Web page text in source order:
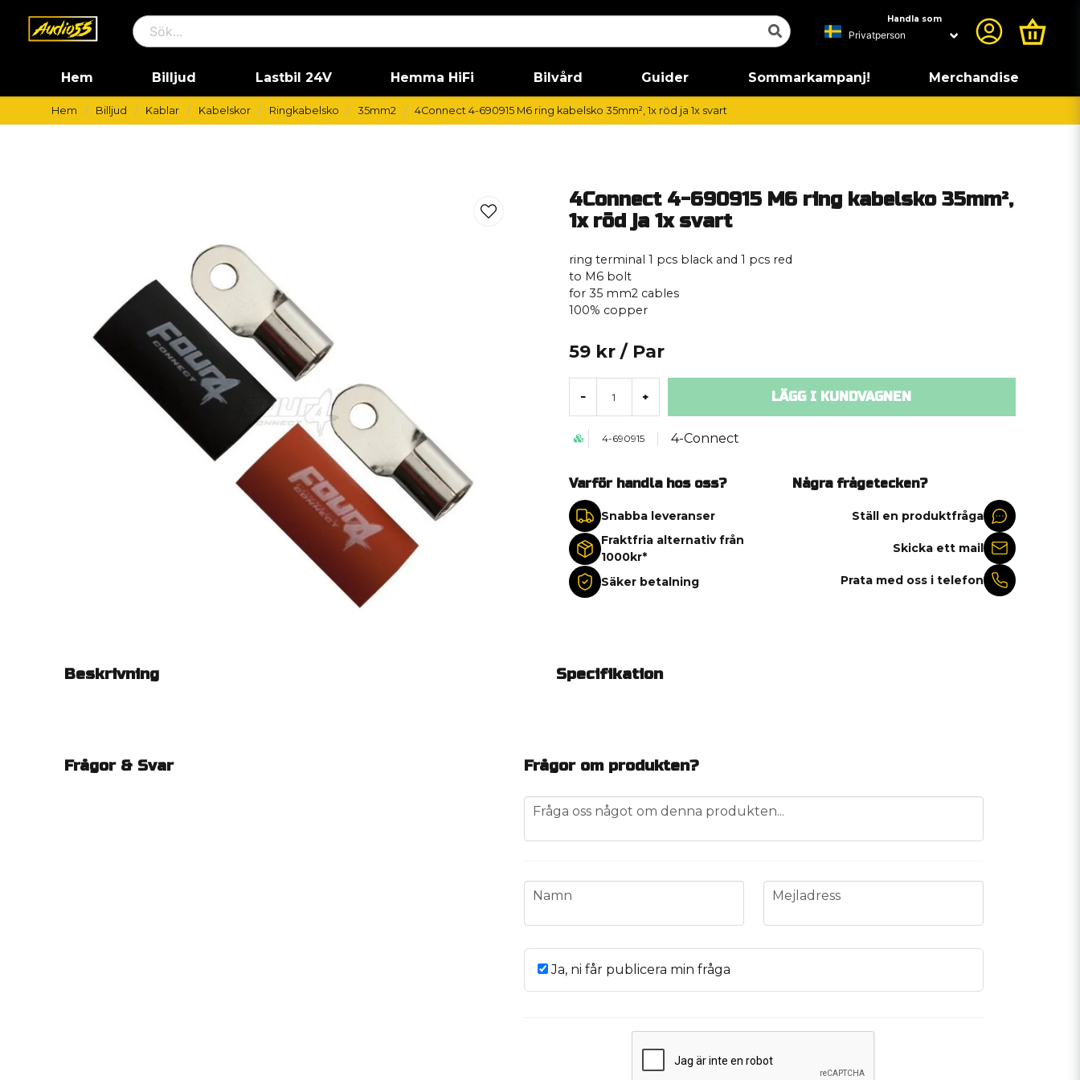
Handla som
Hem Billjud Lastbil 24V Hemma HiFi Bilvård Guider Sommarkampanj! Merchandise
Hem Billjud Kablar Kabelskor Ringkabelsko 35mm2 4Connect 4-690915 M6 ring kabelsko 35mm², 1x röd ja 1x svart
4Connect 4-690915 M6 ring kabelsko 35mm²,
1x röd ja 1x svart
ring terminal 1 pcs black and 1 pcs red
to M6 bolt
for 35 mm2 cables
100% copper
59 kr / Par
- + LÄGG I KUNDVAGNEN
4-690915 4-Connect
Varför handla hos oss?
Snabba leveranser
Fraktfria alternativ från
1000kr*
Säker betalning
Några frågetecken?
Ställ en produktfråga
Skicka ett mail
Prata med oss i telefon
Beskrivning Specifikation
Frågor & Svar Frågor om produkten?
question
Fråga oss något om denna produkten...
name
Namn email
Mejladress
Ja, ni får publicera min fråga